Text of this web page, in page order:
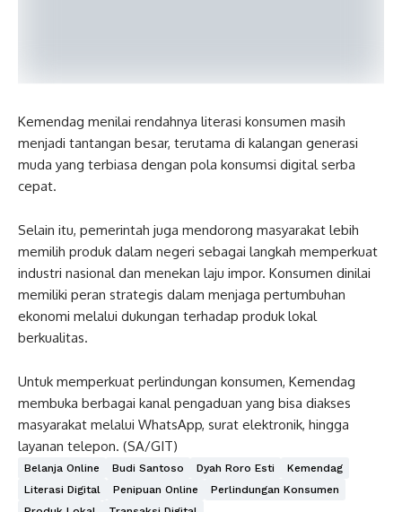
Kemendag menilai rendahnya literasi konsumen masih
menjadi tantangan besar, terutama di kalangan generasi
muda yang terbiasa dengan pola konsumsi digital serba
cepat.
Selain itu, pemerintah juga mendorong masyarakat lebih
memilih produk dalam negeri sebagai langkah memperkuat
industri nasional dan menekan laju impor. Konsumen dinilai
memiliki peran strategis dalam menjaga pertumbuhan
ekonomi melalui dukungan terhadap produk lokal
berkualitas.
Untuk memperkuat perlindungan konsumen, Kemendag
membuka berbagai kanal pengaduan yang bisa diakses
masyarakat melalui WhatsApp, surat elektronik, hingga
layanan telepon. (SA/GIT)
Belanja Online Budi Santoso Dyah Roro Esti
Kemendag
Literasi Digital
Penipuan Online
Perlindungan Konsumen